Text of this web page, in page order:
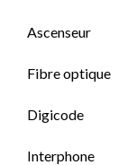
Ascenseur
Fibre optique
Digicode
Interphone